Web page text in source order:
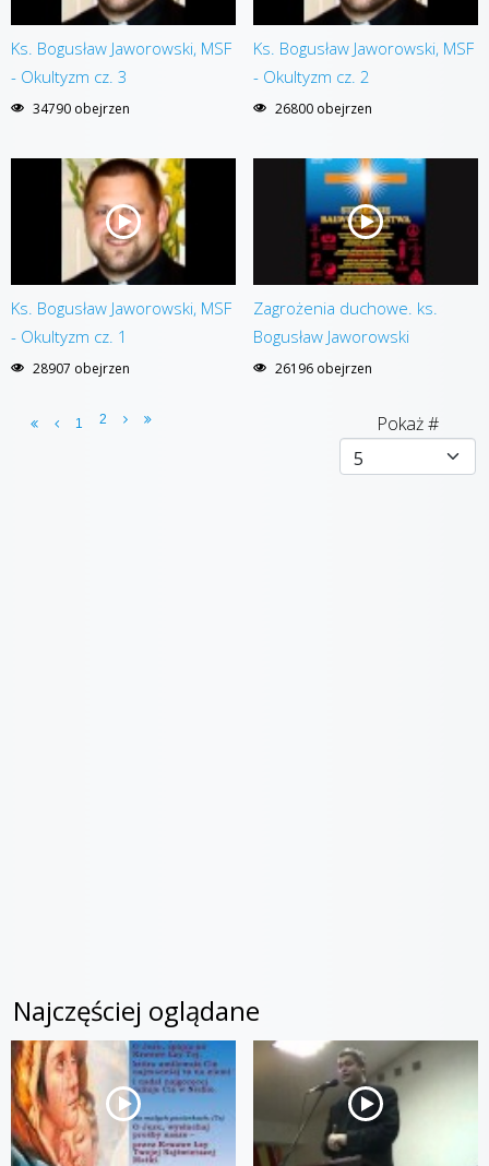
Ks. Bogusław Jaworowski, MSF
- Okultyzm cz. 3
34790 obejrzen
Ks. Bogusław Jaworowski, MSF
- Okultyzm cz. 2
26800 obejrzen
Ks. Bogusław Jaworowski, MSF
- Okultyzm cz. 1
28907 obejrzen
Zagrożenia duchowe. ks.
Bogusław Jaworowski
26196 obejrzen
Pokaż #
1 2
Najczęściej oglądane